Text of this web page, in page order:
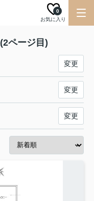
お気に入り
0
ページ目)
変更
変更
変更